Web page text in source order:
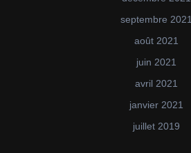
septembre 2021
août 2021
juin 2021
avril 2021
janvier 2021
juillet 2019